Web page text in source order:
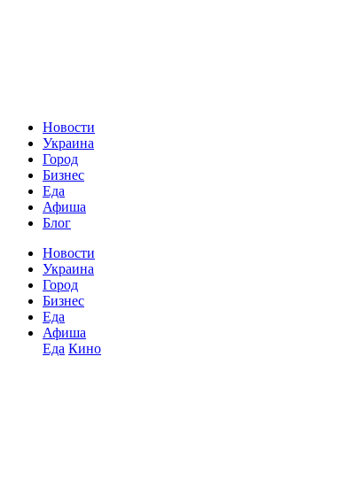
Новости
Украина
Город
Бизнес
Еда
Афиша
Блог
Новости
Украина
Город
Бизнес
Еда
Афиша
Еда Кино